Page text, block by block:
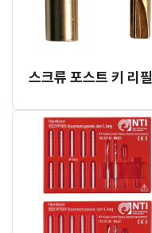
스크류 포스트 키 리필